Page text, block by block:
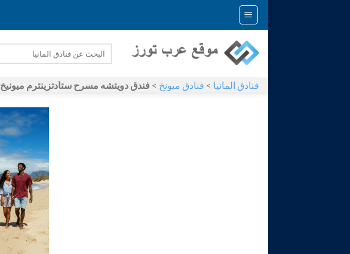
Skip
فنادق المانيا > فنادق ميونخ > فندق دويتشه مسرح ستادتزينترم ميونيخ